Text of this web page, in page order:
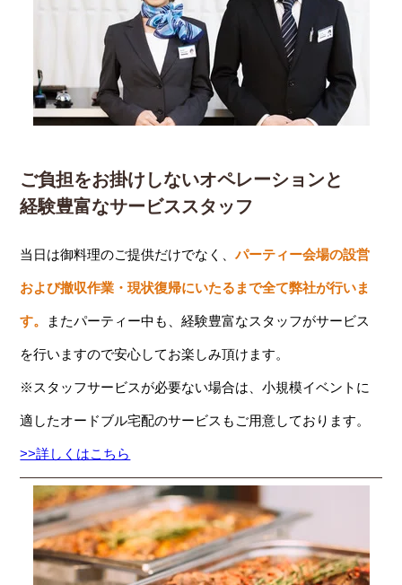
ご負担をお掛けしないオペレーションと
経験豊富なサービススタッフ
当日は御料理のご提供だけでなく、パーティー会場の設営
および撤収作業・現状復帰にいたるまで全て弊社が行いま
す。 またパーティー中も、経験豊富なスタッフがサービス
を行いますので安心してお楽しみ頂けます。
※スタッフサービスが必要ない場合は、小規模イベントに
適したオードブル宅配のサービスもご用意しております。
>>詳しくはこちら